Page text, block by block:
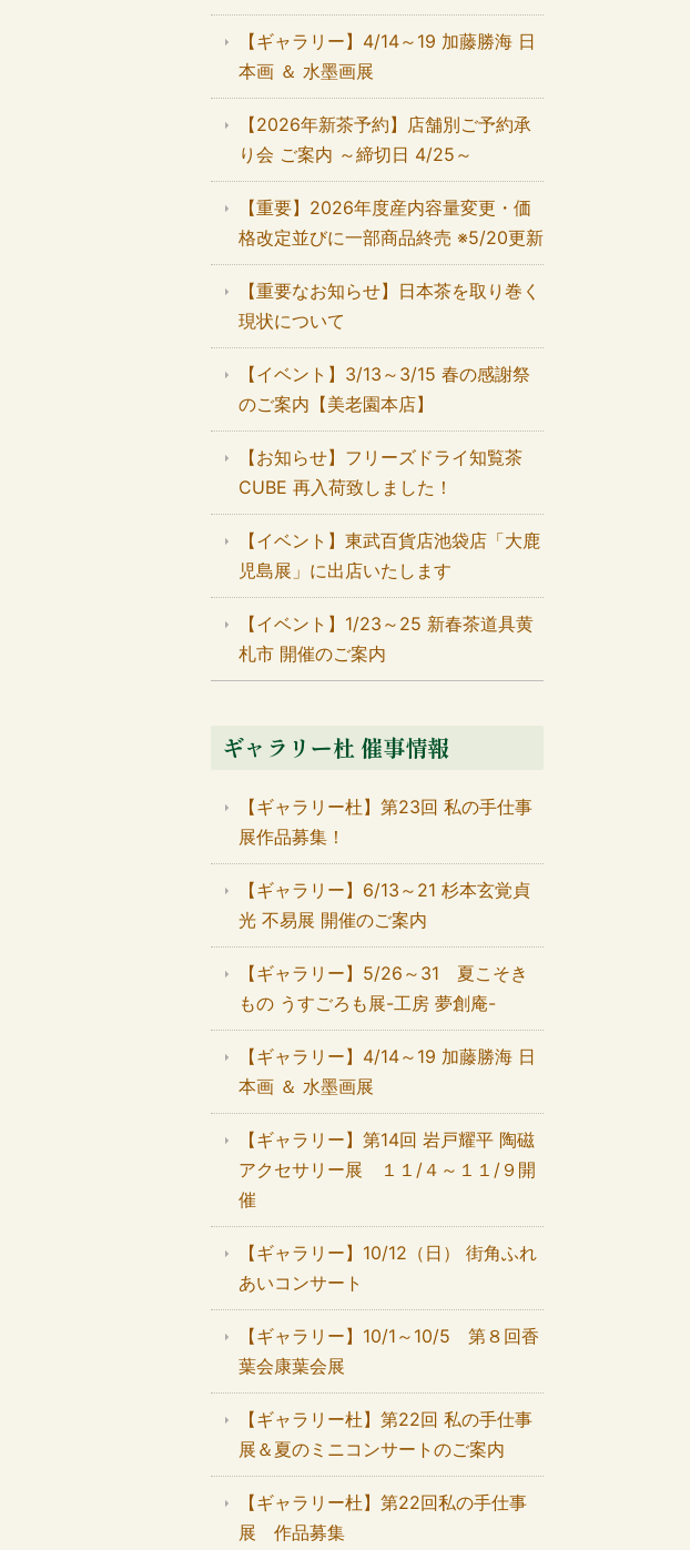
【ギャラリー】4/14～19 加藤勝海 日
本画 ＆ 水墨画展
【2026年新茶予約】店舗別ご予約承
り会 ご案内 ～締切日 4/25～
【重要】2026年度産内容量変更・価
格改定並びに一部商品終売 ※5/20更新
【重要なお知らせ】日本茶を取り巻く
現状について
【イベント】3/13～3/15 春の感謝祭
のご案内【美老園本店】
【お知らせ】フリーズドライ知覧茶
CUBE 再入荷致しました！
【イベント】東武百貨店池袋店「大鹿
児島展」に出店いたします
【イベント】1/23～25 新春茶道具黄
札市 開催のご案内
ギャラリー杜 催事情報
【ギャラリー杜】第23回 私の手仕事
展作品募集！
【ギャラリー】6/13～21 杉本玄覚貞
光 不易展 開催のご案内
【ギャラリー】5/26～31 夏こそき
もの うすごろも展-工房 夢創庵-
【ギャラリー】4/14～19 加藤勝海 日
本画 ＆ 水墨画展
【ギャラリー】第14回 岩戸耀平 陶磁
アクセサリー展 １１/４～１１/９開
催
【ギャラリー】10/12（日） 街角ふれ
あいコンサート
【ギャラリー】10/1～10/5 第８回香
葉会康葉会展
【ギャラリー杜】第22回 私の手仕事
展＆夏のミニコンサートのご案内
【ギャラリー杜】第22回私の手仕事
展 作品募集